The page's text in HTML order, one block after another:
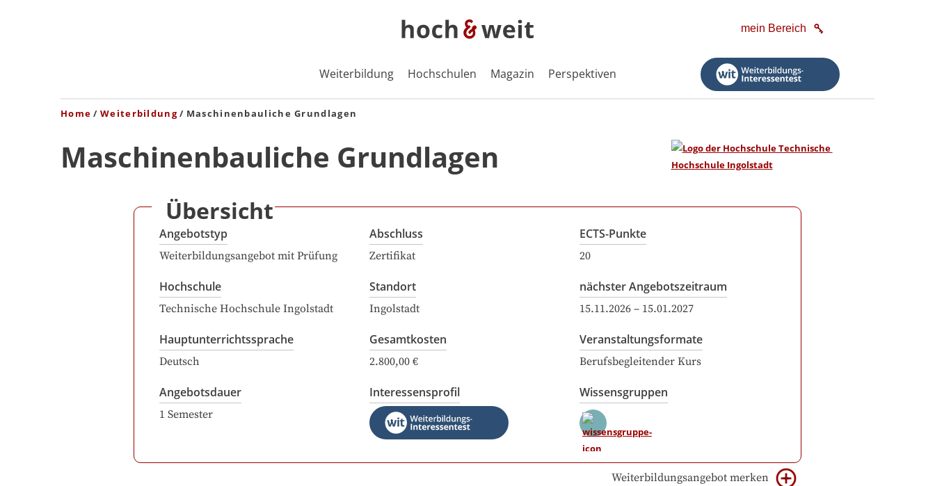
mein Bereich
Weiterbildung Hochschulen Magazin Perspektiven
Home Weiterbildung Maschinenbauliche Grundlagen
Maschinenbauliche Grundlagen
Übersicht
Angebotstyp
Weiterbildungsangebot mit Prüfung
Abschluss
Zertifikat
ECTS-Punkte
20
Hochschule
Technische Hochschule Ingolstadt
Standort
Ingolstadt
nächster Angebotszeitraum
15.11.2026 – 15.01.2027
Hauptunterrichtssprache
Deutsch
Gesamtkosten
2.800,00 €
Veranstaltungsformate
Berufsbegleitender Kurs
Angebotsdauer
1 Semester
Interessensprofil Wissensgruppen
Weiterbildungsangebot merken